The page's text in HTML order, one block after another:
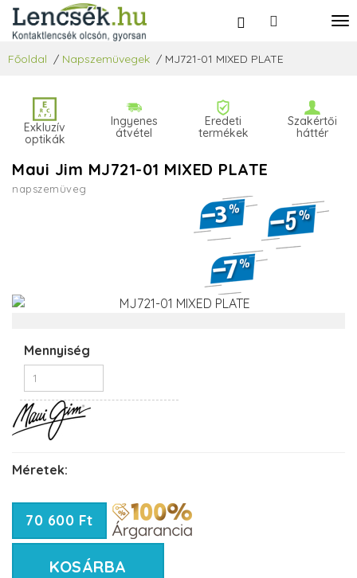
Főoldal / Napszemüvegek / MJ721-01 MIXED PLATE
Exkluzív
optikák
Ingyenes
átvétel
Eredeti
termékek
Szakértői
háttér
Maui Jim MJ721-01 MIXED PLATE
napszemüveg
Mennyiség
Méretek:
70 600 Ft
KOSÁRBA